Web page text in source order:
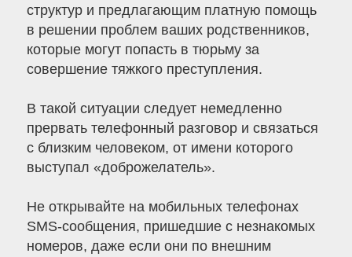
структур и предлагающим платную помощь
в решении проблем ваших родственников,
которые могут попасть в тюрьму за
совершение тяжкого преступления.
В такой ситуации следует немедленно
прервать телефонный разговор и связаться
с близким человеком, от имени которого
выступал «доброжелатель».
Не открывайте на мобильных телефонах
SMS-сообщения, пришедшие с незнакомых
номеров, даже если они по внешним